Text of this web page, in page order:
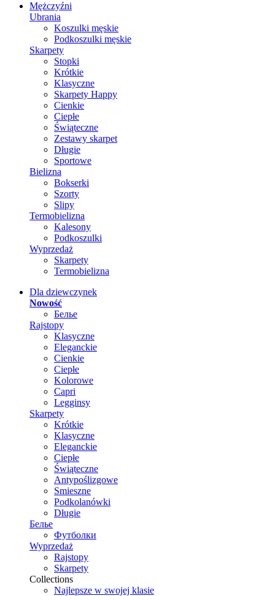
Mężczyźni
Ubrania
Koszulki męskie
Podkoszulki męskie
Skarpety
Stopki
Krótkie
Klasyczne
Skarpety Happy
Cienkie
Ciepłe
Świąteczne
Zestawy skarpet
Długie
Sportowe
Bielizna
Bokserki
Szorty
Slipy
Termobielizna
Kalesony
Podkoszulki
Wyprzedaż
Skarpety
Termobielizna
Dla dziewczynek
Nowość
Белье
Rajstopy
Klasyczne
Eleganckie
Cienkie
Ciepłe
Kolorowe
Capri
Legginsy
Skarpety
Krótkie
Klasyczne
Eleganckie
Ciepłe
Świąteczne
Antypoślizgowe
Smieszne
Podkolanówki
Długie
Белье
Футболки
Wyprzedaż
Rajstopy
Skarpety
Collections
Najlepsze w swojej klasie